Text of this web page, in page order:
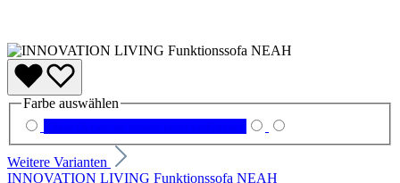
Farbe auswählen
Weitere Varianten
INNOVATION LIVING Funktionssofa NEAH